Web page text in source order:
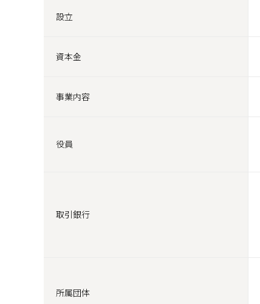
設立
資本金
事業内容
役員
取引銀行
所属団体